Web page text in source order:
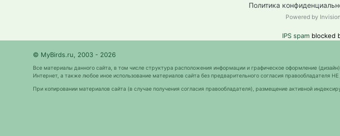
Политика
Powered by
IPS spam blocked
© MyBirds.ru, 2003 - 2026
Все материалы данного сайта, в том числе структура расположения информации и графическое оформление
Интернет, а также любое иное использование материалов сайта без предварительного согласия правообладателя
При копировании материалов сайта (в случае получения согласия правообладателя), размещение активной